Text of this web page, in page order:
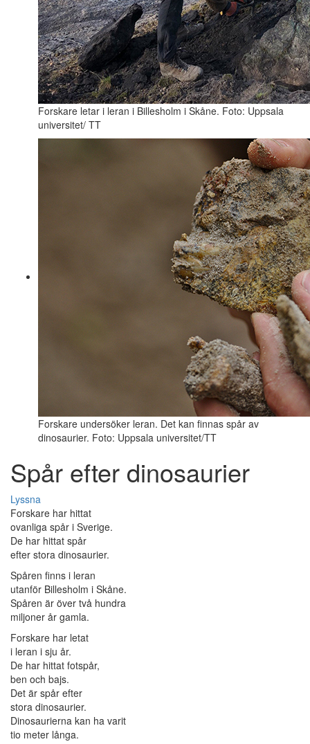
Forskare letar i leran i Billesholm i Skåne. Foto: Uppsala
universitet/ TT
Forskare undersöker leran. Det kan finnas spår av
dinosaurier. Foto: Uppsala universitet/TT
Spår efter dinosaurier
Lyssna
Forskare har hittat
ovanliga spår i Sverige.
De har hittat spår
efter stora dinosaurier.
Spåren finns i leran
utanför Billesholm i Skåne.
Spåren är över två hundra
miljoner år gamla.
Forskare har letat
i leran i sju år.
De har hittat fotspår,
ben och bajs.
Det är spår efter
stora dinosaurier.
Dinosaurierna kan ha varit
tio meter långa.